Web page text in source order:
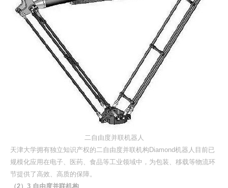
二自由度并联机器人
天津大学拥有独立知识产权的二自由度并联机构Diamond机器人目前已
规模化应用在电子、医药、食品等工业领域中，为包装、移载等物流环
节提供了高效、高质的保障。
（2）3 自由度并联机构